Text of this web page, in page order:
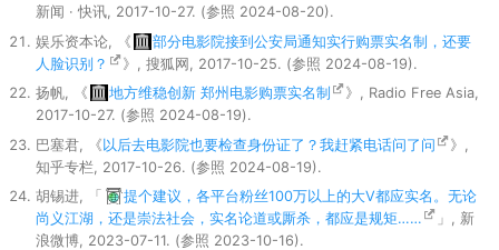
新闻 · 快讯, 2017-10-27. (参照 2024-08-20).
娱乐资本论, 《
部分电影院接到公安局通知实行购票实名制，还要
人脸识别？
》, 搜狐网, 2017-10-25. (参照 2024-08-19).
扬帆, 《
地方维稳创新 郑州电影购票实名制
》, Radio Free Asia,
2017-10-27. (参照 2024-08-19).
巴塞君, 《以后去电影院也要检查身份证了？我赶紧电话问了问
》,
知乎专栏, 2017-10-26. (参照 2024-08-19).
胡锡进, 「
提个建议，各平台粉丝100万以上的大V都应实名。无论
尚义江湖，还是崇法社会，实名论道或厮杀，都应是规矩……
」, 新
浪微博, 2023-07-11. (参照 2023-10-16).